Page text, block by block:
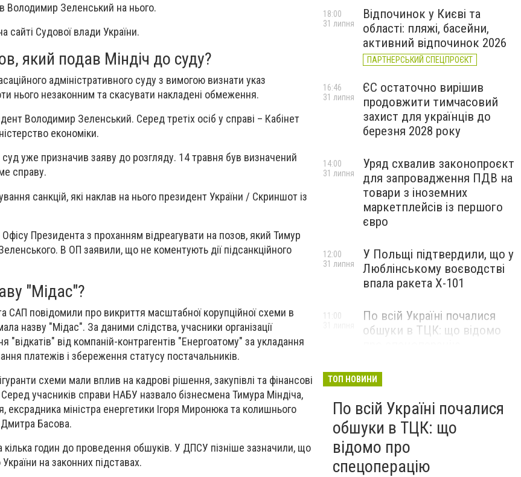
Володимир Зеленський на нього.
сайті Судової влади України.
який подав Міндіч до суду?
адміністративного суду з вимогою визнати указ
нього незаконним та скасувати накладені обмеження.
Володимир Зеленський. Серед третіх осіб у справі – Кабінет
економіки.
суд уже призначив заяву до розгляду. 14 травня був визначений
справу.
санкцій, які наклав на нього президент України / Скриншот із
Президента з проханням відреагувати на позов, який Тимур
В ОП заявили, що не коментують дії підсанкційного
"Мідас"?
САП повідомили про викриття масштабної корупційної схеми в
назву "Мідас". За даними слідства, учасники організації
"відкатів" від компаній-контрагентів "Енергоатому" за укладання
платежів і збереження статусу постачальників.
схеми мали вплив на кадрові рішення, закупівлі та фінансові
Серед учасників справи НАБУ назвало бізнесмена Тимура Міндіча,
міністра енергетики Ігоря Миронюка та колишнього
Басова.
кілька годин до проведення обшуків. У ДПСУ пізніше зазначили, що
на законних підставах.
Відпочинок у Києві та
області: пляжі, басейни,
активний відпочинок 2026
ПАРТНЕРСЬКИЙ СПЕЦПРОЄКТ
18:00
31 липня
ЄС остаточно вирішив
продовжити тимчасовий
захист для українців до
березня 2028 року
16:46
31 липня
Уряд схвалив законопроєкт
для запровадження ПДВ на
товари з іноземних
маркетплейсів із першого
євро
14:00
31 липня
У Польщі підтвердили, що у
Люблінському воєводстві
впала ракета Х-101
12:00
31 липня
По всій Україні почалися
обшуки в ТЦК: що відомо
11:00
ТОП НОВИНИ
По всій Україні почалися
обшуки в ТЦК: що
відомо про
спецоперацію